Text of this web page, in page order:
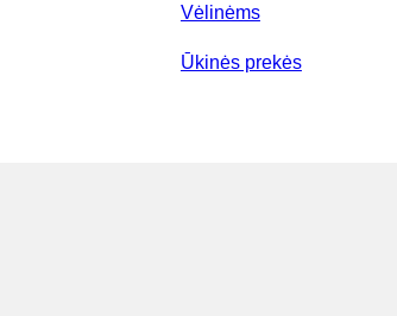
Vėlinėms
Ūkinės prekės